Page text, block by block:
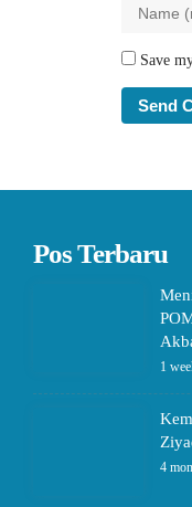
Save
Pos Terbaru
1
4